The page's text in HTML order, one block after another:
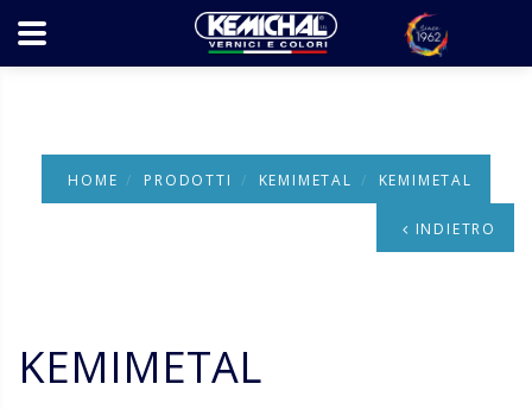
HOME PRODOTTI KEMIMETAL KEMIMETAL
INDIETRO
KEMIMETAL